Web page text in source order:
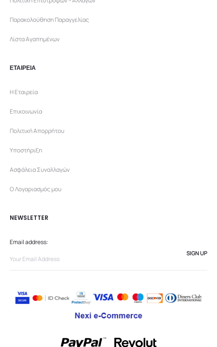
Παρακολούθηση Παραγγελίας
Λίστα Αγαπημένων
ΕΤΑΙΡΕΙΑ
Η Εταιρεία
Επικοινωνία
Πολιτική Απορρήτου
Υποστήριξη
Ασφάλεια Συναλλαγών
Ο Λογαριασμός μου
NEWSLETTER
Email address: